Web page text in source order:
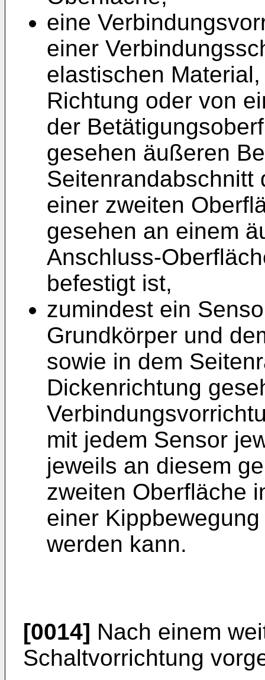
eine
einer
elastischen
Richtung oder von
der
gesehen äußeren
Seitenrandabschnitt
einer zweiten
gesehen an einem
Anschluss-
befestigt ist,
zumindest ein
Grundkörper und
sowie in dem
Dickenrichtung
mit jedem Sensor
jeweils an diesem
zweiten Oberfläche
einer
werden kann.
[0014] Nach einem
Schaltvorrichtung